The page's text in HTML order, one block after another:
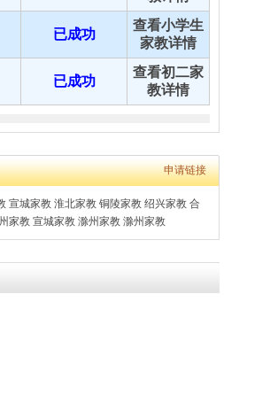
已成功
查看小学生
家教详情
已成功
查看初二家
教详情
申请链接
宣城家教 淮北家教 铜陵家教 绍兴家教 合
家教 宣城家教 滁州家教 滁州家教